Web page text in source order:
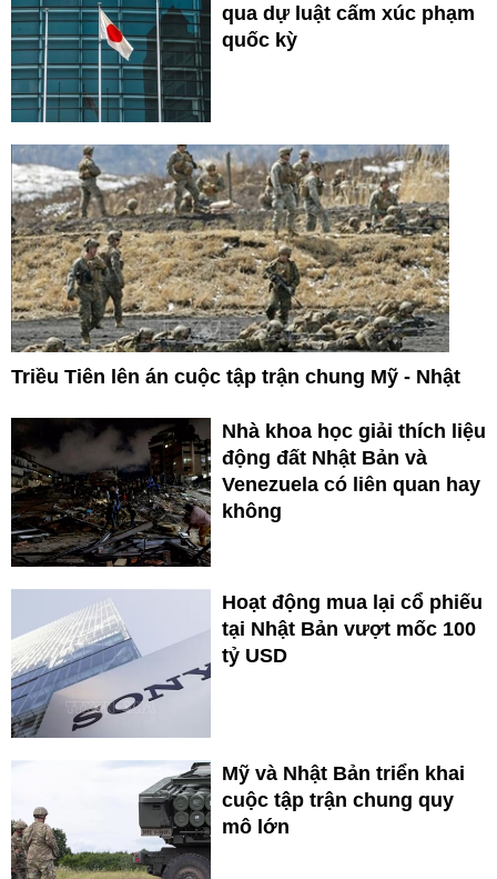
qua dự luật cấm xúc phạm
quốc kỳ
Triều Tiên lên án cuộc tập trận chung Mỹ - Nhật
Nhà khoa học giải thích liệu
động đất Nhật Bản và
Venezuela có liên quan hay
không
Hoạt động mua lại cổ phiếu
tại Nhật Bản vượt mốc 100
tỷ USD
Mỹ và Nhật Bản triển khai
cuộc tập trận chung quy
mô lớn